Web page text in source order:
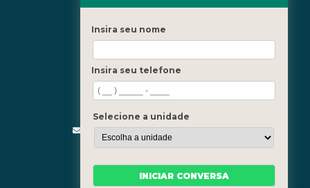
Fale Conosco
(21) 3619-5657
(21) 99390-3850
contato@fisioterapiainvestigativa.com
Segunda a sexta, das 7h às 21h
Barra - Rio de Janeiro
Insira seu nome
Insira seu telefone
Selecione a unidade
INICIAR CONVERSA